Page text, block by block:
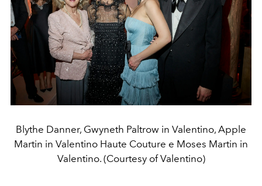
Blythe Danner, Gwyneth Paltrow in Valentino, Apple
Martin in Valentino Haute Couture e Moses Martin in
Valentino. (Courtesy of Valentino)